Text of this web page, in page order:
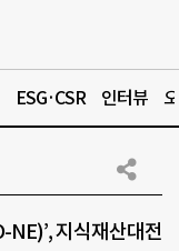
ESG·CSR 인터뷰
NE)’, 지식재산대전